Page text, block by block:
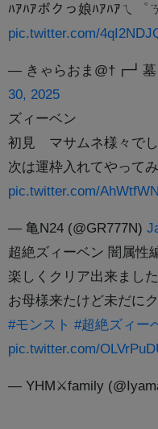
ﾊｱﾊｱボクっ娘ﾊｱﾊｱㄟ゜
pic.twitter.com/
— きゃらおま@†┏┛
30, 2025
ズィーベン
初見 マサムネ様々でし
次は運枠入れてやってみ
pic.twitter.com/
— 亀N24 (@GR777N)
超絶ズィーベン 闇属性
楽しくクリア出来まし
お母様来たけど未だに
#モンスト #超絶ズィー
pic.twitter.com/
— YHM⚔️family